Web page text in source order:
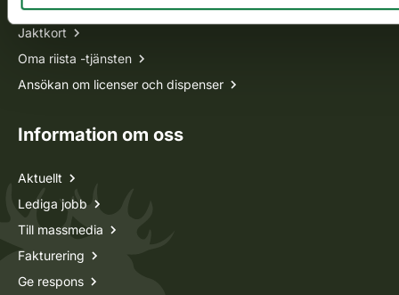
Jaktkort
Oma riista -tjänsten
Ansökan om licenser och dispenser
Information om oss
Aktuellt
Lediga jobb
Till massmedia
Fakturering
Ge respons